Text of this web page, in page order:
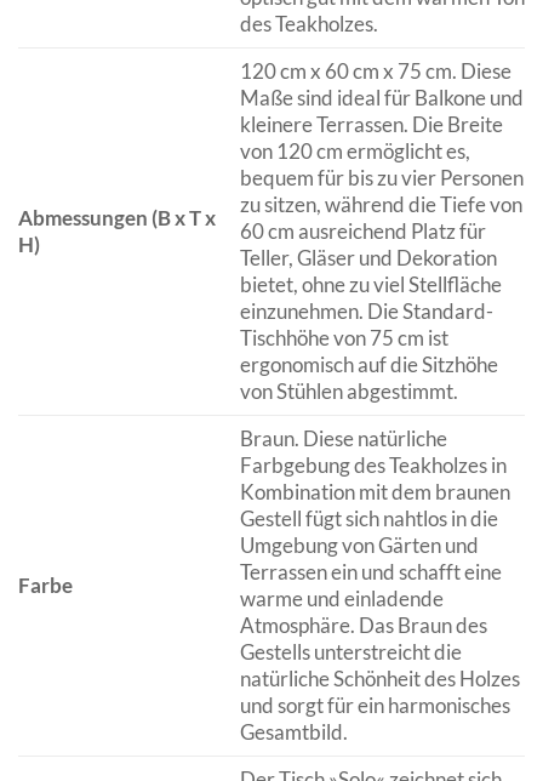
des Teakholzes.
Abmessungen (B x T x
H)
120 cm x 60 cm x 75 cm. Diese
Maße sind ideal für Balkone und
kleinere Terrassen. Die Breite
von 120 cm ermöglicht es,
bequem für bis zu vier Personen
zu sitzen, während die Tiefe von
60 cm ausreichend Platz für
Teller, Gläser und Dekoration
bietet, ohne zu viel Stellfläche
einzunehmen. Die Standard-
Tischhöhe von 75 cm ist
ergonomisch auf die Sitzhöhe
von Stühlen abgestimmt.
Farbe
Braun. Diese natürliche
Farbgebung des Teakholzes in
Kombination mit dem braunen
Gestell fügt sich nahtlos in die
Umgebung von Gärten und
Terrassen ein und schafft eine
warme und einladende
Atmosphäre. Das Braun des
Gestells unterstreicht die
natürliche Schönheit des Holzes
und sorgt für ein harmonisches
Gesamtbild.